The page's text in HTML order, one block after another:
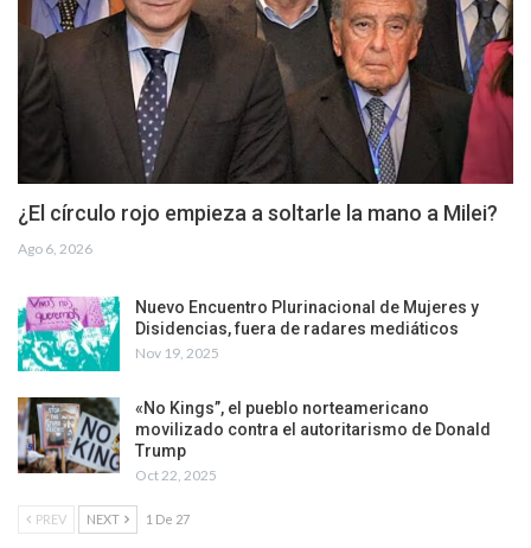
¿El círculo rojo empieza a soltarle la mano a Milei?
Ago 6, 2026
Nuevo Encuentro Plurinacional de Mujeres y
Disidencias, fuera de radares mediáticos
Nov 19, 2025
«No Kings”, el pueblo norteamericano
movilizado contra el autoritarismo de Donald
Trump
Oct 22, 2025
PREV NEXT 1 De 27